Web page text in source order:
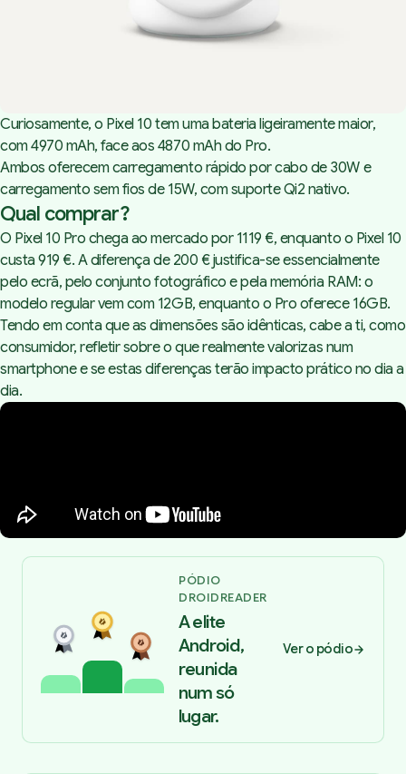
Curiosamente, o Pixel 10 tem uma bateria ligeiramente maior,
com 4970 mAh, face aos 4870 mAh do Pro.
Ambos oferecem carregamento rápido por cabo de 30W e
carregamento sem fios de 15W, com suporte Qi2 nativo.
Qual comprar?
O Pixel 10 Pro chega ao mercado por 1119 €, enquanto o Pixel 10
custa 919 €. A diferença de 200 € justifica-se essencialmente
pelo ecrã, pelo conjunto fotográfico e pela memória RAM: o
modelo regular vem com 12GB, enquanto o Pro oferece 16GB.
Tendo em conta que as dimensões são idênticas, cabe a ti, como
consumidor, refletir sobre o que realmente valorizas num
smartphone e se estas diferenças terão impacto prático no dia a
dia.
PÓDIO
DROIDREADER
A elite
Android,
reunida
num só
lugar.
Ver o pódio